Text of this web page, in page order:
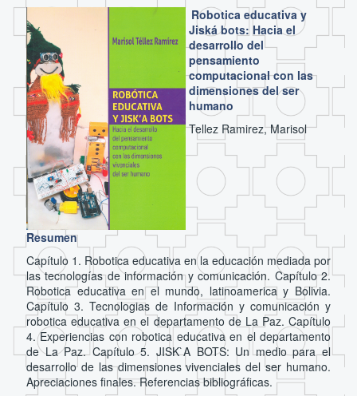
Robotica educativa y
Jiská bots: Hacia el
desarrollo del
pensamiento
computacional con las
dimensiones del ser
humano
Tellez Ramirez, Marisol
Resumen
Capítulo 1. Robotica educativa en la educación mediada por
las tecnologías de información y comunicación. Capítulo 2.
Robotica educativa en el mundo, latinoamerica y Bolivia.
Capítulo 3. Tecnologias de Información y comunicación y
robotica educativa en el departamento de La Paz. Capítulo
4. Experiencias con robotica educativa en el departamento
de La Paz. Capítulo 5. JISK`A BOTS: Un medio para el
desarrollo de las dimensiones vivenciales del ser humano.
Apreciaciones finales. Referencias bibliográficas.